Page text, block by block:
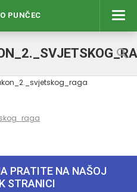
PUNČEC
PRATITE NA NAŠOJ
STRANICI